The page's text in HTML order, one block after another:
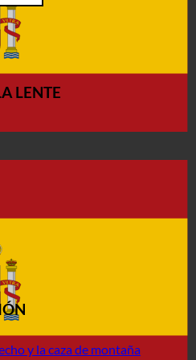
LENTE
y la caza de montaña